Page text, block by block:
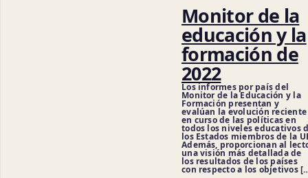
Monitor de la
educación y la
formación de
2022
Los informes por país del
Monitor de la Educación y la
Formación presentan y
evalúan la evolución
en curso de las políticas en
todos los niveles educativos
los Estados miembros de la
Además, proporcionan al
una visión más detallada de
los resultados de los países
con respecto a los objetivos